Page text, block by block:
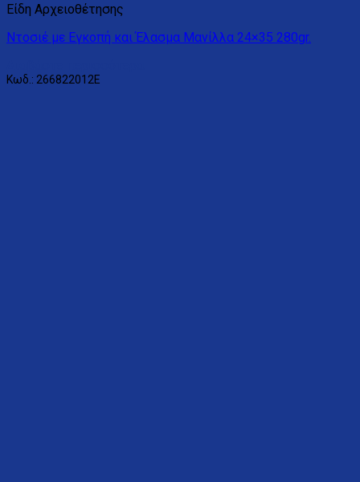
Είδη Αρχειοθέτησης
Ντοσιέ με Εγκοπή και Έλασμα Μανίλλα 24×35 280gr.
Κωδ.: 266822012Ε